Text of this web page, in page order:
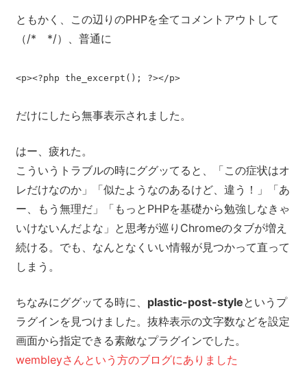
ともかく、この辺りのPHPを全てコメントアウトして
（/* */）、普通に
<p><?php the_excerpt(); ?></p>
だけにしたら無事表示されました。
はー、疲れた。
こういうトラブルの時にググッてると、「この症状はオ
レだけなのか」「似たようなのあるけど、違う！」「あ
ー、もう無理だ」「もっとPHPを基礎から勉強しなきゃ
いけないんだよな」と思考が巡りChromeのタブが増え
続ける。でも、なんとなくいい情報が見つかって直って
しまう。
ちなみにググッてる時に、 plastic-post-styleというプ
ラグインを見つけました。抜粋表示の文字数などを設定
画面から指定できる素敵なプラグインでした。
wembleyさんという方のブログにありました